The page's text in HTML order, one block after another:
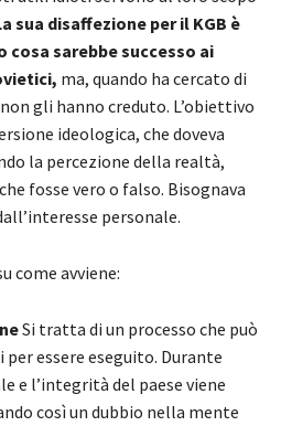
sua disaffezione per il KGB è
sarebbe successo ai
ma, quando ha cercato di
gli hanno creduto. L’obiettivo
ideologica, che doveva
la percezione della realtà,
fosse vero o falso. Bisognava
personale.
come avviene:
Si tratta di un processo che può
per essere eseguito. Durante
e l’integrità del paese viene
così un dubbio nella mente